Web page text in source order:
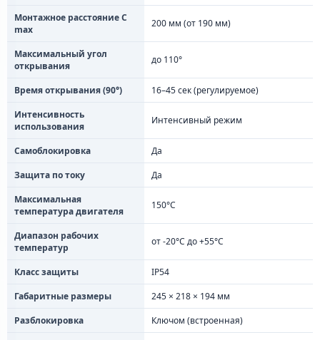
Монтажное расстояние C
max
200 мм (от 190 мм)
Максимальный угол
открывания
до 110°
Время открывания (90°)
16–45 сек (регулируемое)
Интенсивность
использования
Интенсивный режим
Самоблокировка
Да
Защита по току
Да
Максимальная
температура двигателя
150°C
Диапазон рабочих
температур
от -20°C до +55°C
Класс защиты
IP54
Габаритные размеры
245 × 218 × 194 мм
Разблокировка
Ключом (встроенная)